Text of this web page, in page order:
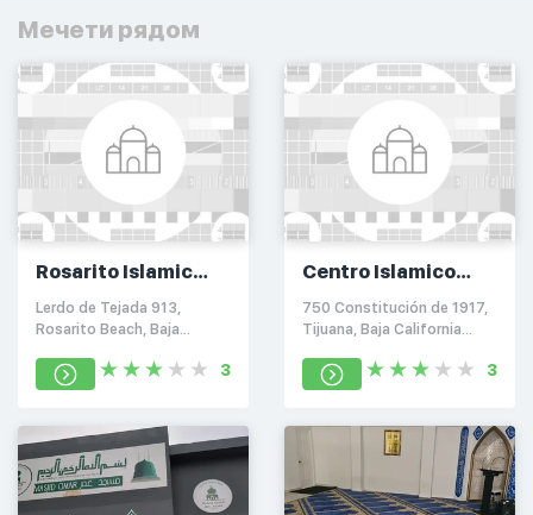
Мечети рядом
Rosarito Islamic
Center & Masjid
Lerdo de Tejada 913,
Rosarito Beach, Baja
3
Centro Islamico
Tijuana
750 Constitución de 1917,
Tijuana, Baja California
3